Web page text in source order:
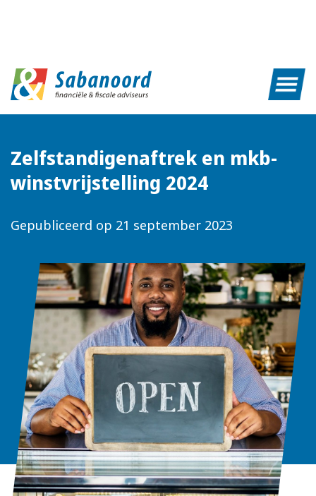
Zelfstandigenaftrek en mkb-
winstvrijstelling 2024
Gepubliceerd op 21 september 2023